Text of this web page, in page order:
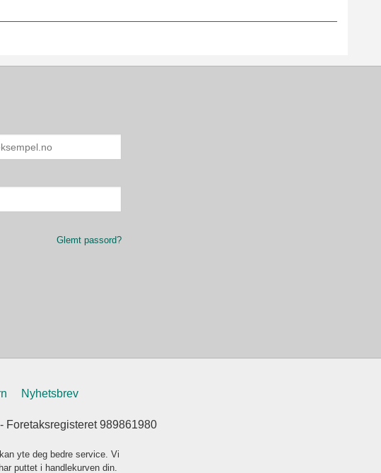
Glemt passord?
Nyhetsbrev
Foretaksregisteret 989861980
yte deg bedre service. Vi
puttet i handlekurven din.